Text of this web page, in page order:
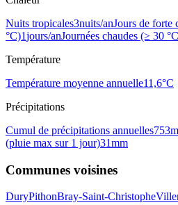
Nuits tropicales3nuits/anJours de forte
°C)1jours/anJournées chaudes (≥ 30
Température
Température moyenne annuelle11,6°C
Précipitations
Cumul de précipitations annuelles753
(pluie max sur 1 jour)31mm
Communes voisines
DuryPithonBray-Saint-Christophe